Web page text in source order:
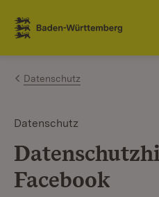
Zum Inhalt springen
Link zur Startseite
Datenschutz
Datenschutz
Facebook